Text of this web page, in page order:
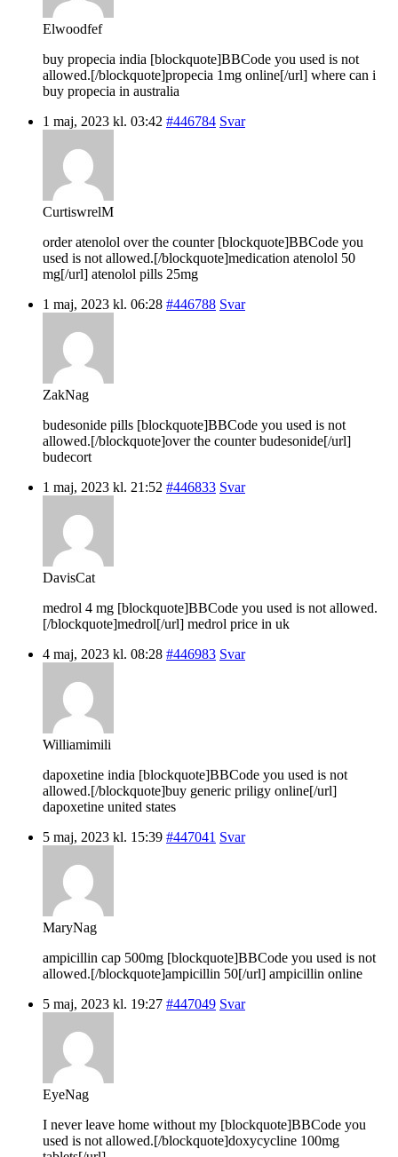
Elwoodfef
buy propecia india [blockquote]BBCode you used is not
allowed.[/blockquote]propecia 1mg online[/url] where can i
buy propecia in australia
1 maj, 2023 kl. 03:42 #446784 Svar
CurtiswrelM
order atenolol over the counter [blockquote]BBCode you
used is not allowed.[/blockquote]medication atenolol 50
mg[/url] atenolol pills 25mg
1 maj, 2023 kl. 06:28 #446788 Svar
ZakNag
budesonide pills [blockquote]BBCode you used is not
allowed.[/blockquote]over the counter budesonide[/url]
budecort
1 maj, 2023 kl. 21:52 #446833 Svar
DavisCat
medrol 4 mg [blockquote]BBCode you used is not allowed.
[/blockquote]medrol[/url] medrol price in uk
4 maj, 2023 kl. 08:28 #446983 Svar
Williamimili
dapoxetine india [blockquote]BBCode you used is not
allowed.[/blockquote]buy generic priligy online[/url]
dapoxetine united states
5 maj, 2023 kl. 15:39 #447041 Svar
MaryNag
ampicillin cap 500mg [blockquote]BBCode you used is not
allowed.[/blockquote]ampicillin 50[/url] ampicillin online
5 maj, 2023 kl. 19:27 #447049 Svar
EyeNag
I never leave home without my [blockquote]BBCode you
used is not allowed.[/blockquote]doxycycline 100mg